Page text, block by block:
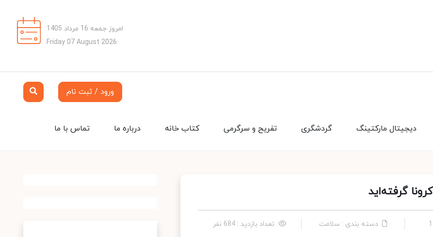
امروز جمعه 16 مرداد 1405
Friday 07 August 2026
ورود / ثبت نام
تماس با ما درباره ما کتاب خانه تفریح و سرگرمی گردشگری دیجیتال مارکتینگ
گرفته‌اید
دسته بندی : سلامت تعداد بازدید : 684 نفر